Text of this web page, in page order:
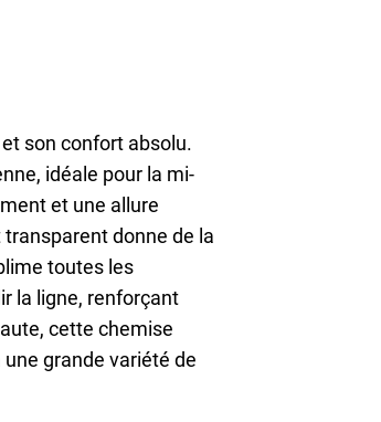
son confort absolu.
idéale pour la mi-
et une allure
donne de la
toutes les
la ligne, renforçant
cette chemise
grande variété de